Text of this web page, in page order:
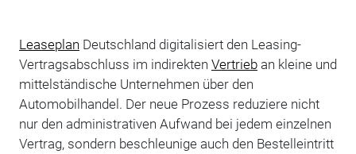
Leaseplan Deutschland digitalisiert den Leasing-
Vertragsabschluss im indirekten Vertrieban kleine und
mittelständische Unternehmen über den
Automobilhandel. Der neue Prozess reduziere nicht
nur den administrativen Aufwand bei jedem einzelnen
Vertrag, sondern beschleunige auch den Bestelleintritt